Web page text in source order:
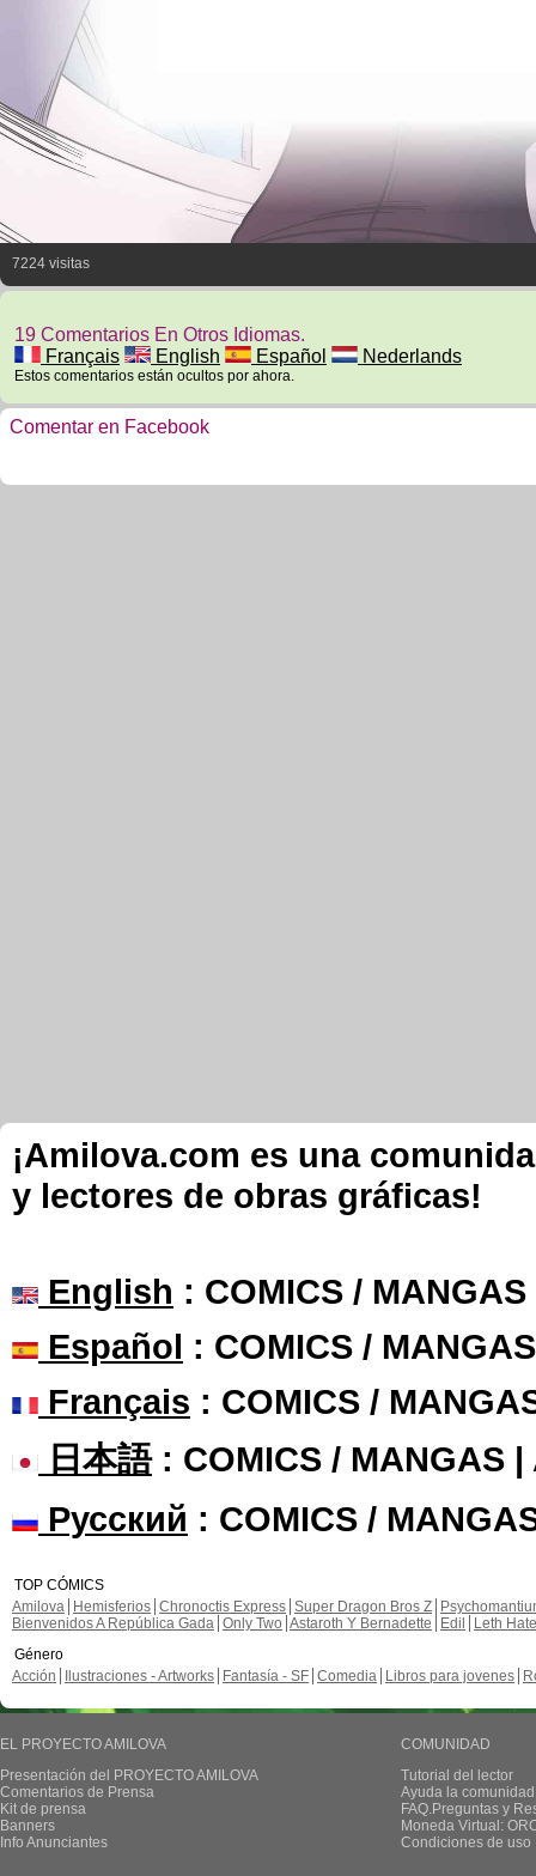
7224 visitas
19 Comentarios En Otros Idiomas.
Français
English Español Nederlands
Estos comentarios están ocultos por ahora.
Comentar en Facebook
¡Amilova.com es una
y lectores de obras gráficas!
English : COMICS /
Español : COMICS /
Français : COMICS /
日本語: COMICS / MANGAS |
Русский : COMICS /
TOP CÓMICS
Amilova
Hemisferios Chronoctis Express Super Dragon Bros Z
Bienvenidos A República Gada Only Two Astaroth Y Bernadette Edil
Leth Hate
Género
Acción
Ilustraciones - Artworks Fantasía - SF Comedia Libros para jovenes
EL PROYECTO AMILOVA
Presentación del PROYECTO AMILOVA
Comentarios de Prensa
Kit de prensa
Banners
Info Anunciantes
COMUNIDAD
Tutorial del lector
Ayuda la
FAQ.Preguntas y
Moneda Virtual:
Condiciones de uso